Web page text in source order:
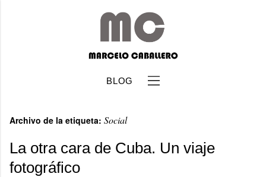
BLOG
Archivo de la etiqueta: Social
La otra cara de Cuba. Un viaje
fotográfico